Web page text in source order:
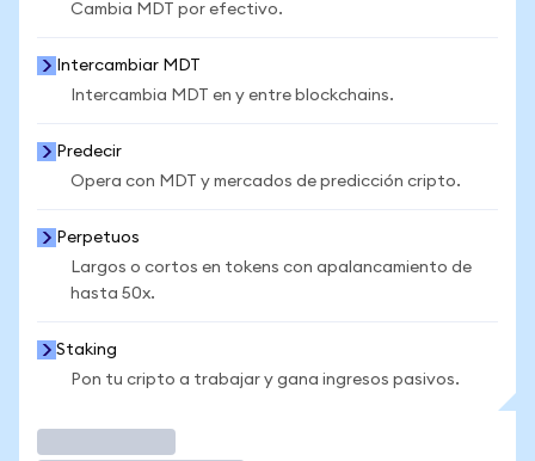
Cambia MDT por efectivo.
Intercambiar MDT
Intercambia MDT en y entre blockchains.
Predecir
Opera con MDT y mercados de predicción cripto.
Perpetuos
Largos o cortos en tokens con apalancamiento de
hasta 50x.
Staking
Pon tu cripto a trabajar y gana ingresos pasivos.